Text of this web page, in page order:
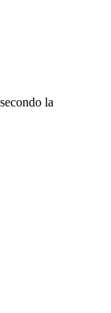
la